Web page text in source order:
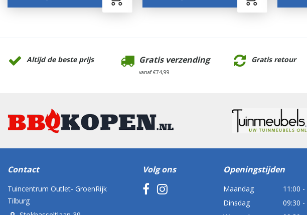
Altijd de beste prijs Gratis verzending
vanaf €74,99
Gratis retour
Contact
Tuincentrum Outlet- GroenRijk
Tilburg
Volg ons Openingstijden
Maandag
11:00 -
Dinsdag
09:30 -